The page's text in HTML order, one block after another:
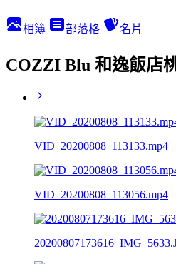
相簿 部落格 名片
COZZI Blu 和逸飯店
VID_20200808_113133.mp4
VID_20200808_113056.mp4